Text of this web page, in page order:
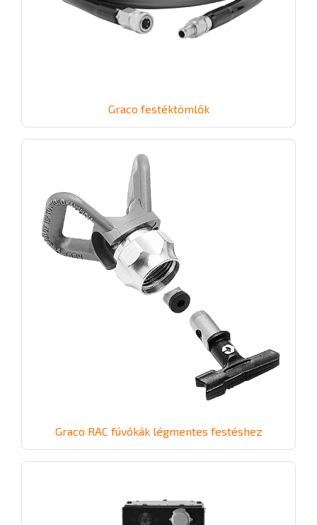
Graco festéktömlők
Graco RAC fúvókák légmentes festéshez